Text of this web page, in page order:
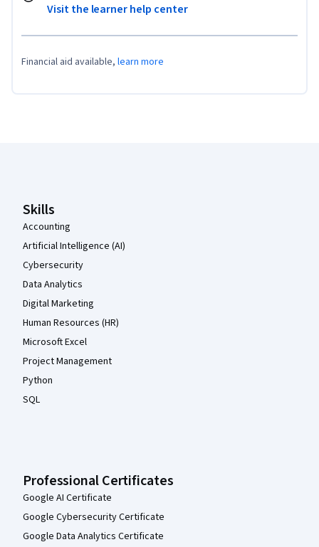
Visit the learner help center
Financial aid available, learn more
Skills
Accounting
Artificial Intelligence (AI)
Cybersecurity
Data Analytics
Digital Marketing
Human Resources (HR)
Microsoft Excel
Project Management
Python
SQL
Professional Certificates
Google AI Certificate
Google Cybersecurity Certificate
Google Data Analytics Certificate